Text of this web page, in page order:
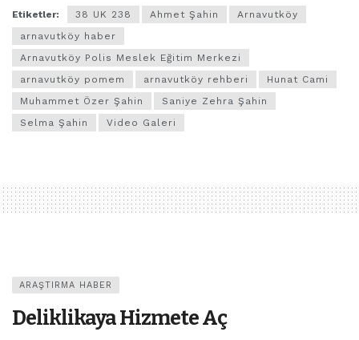
Etiketler: 38 UK 238 Ahmet Şahin
Arnavutköy
arnavutköy haber
Arnavutköy Polis Meslek Eğitim Merkezi
arnavutköy pomem
arnavutköy rehberi
Hunat Cami
Muhammet Özer Şahin
Saniye Zehra Şahin
Selma Şahin
Video Galeri
ARAŞTIRMA HABER
Deliklikaya Hizmete Aç